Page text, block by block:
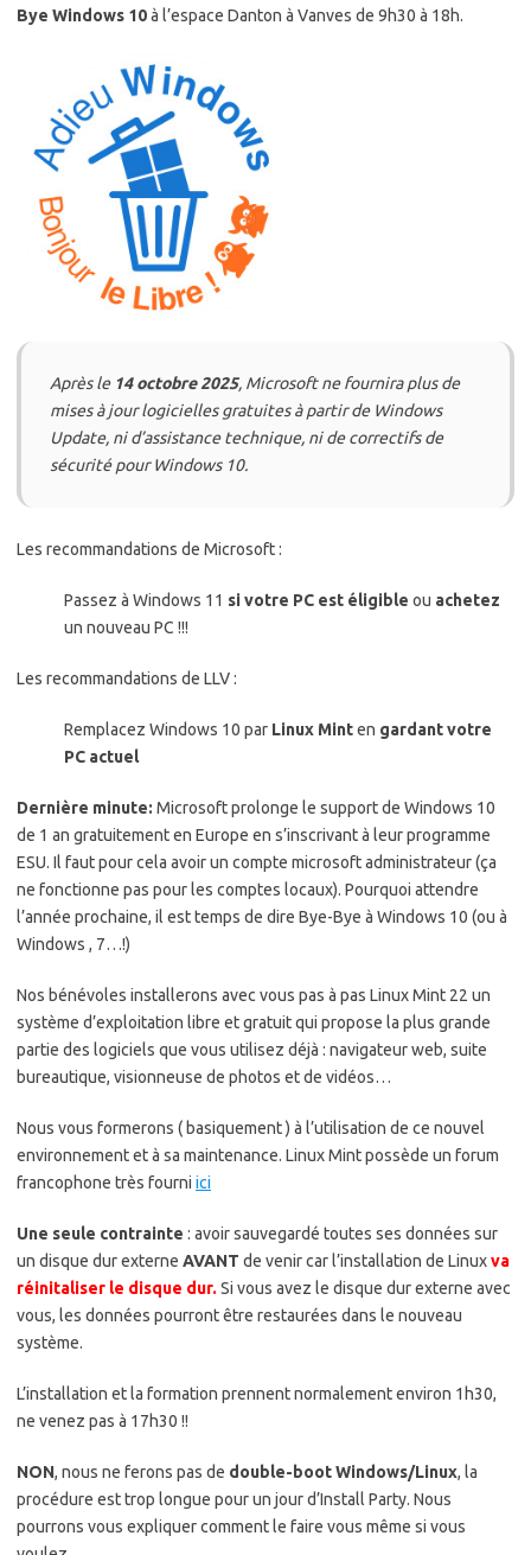
Bye Windows 10à l’espace Danton à Vanves de 9h30 à 18h.
Après le 14 octobre 2025, Microsoft ne fournira plus de
mises à jour logicielles gratuites à partir de Windows
Update, ni d’assistance technique, ni de correctifs de
sécurité pour Windows 10.
Les recommandations de Microsoft :
Passez à Windows 11 si votre PC est éligible ou achetez
un nouveau PC !!!
Les recommandations de LLV :
Remplacez Windows 10 par Linux Minten gardant votre
PC actuel
Dernière minute: Microsoft prolonge le support de Windows 10
de 1 an gratuitement en Europe en s’inscrivant à leur programme
ESU. Il faut pour cela avoir un compte microsoft administrateur (ça
ne fonctionne pas pour les comptes locaux). Pourquoi attendre
l’année prochaine, il est temps de dire Bye-Bye à Windows 10 (ou à
Windows , 7…!)
Nos bénévoles installerons avec vous pas à pas Linux Mint 22 un
système d’exploitation libre et gratuit qui propose la plus grande
partie des logiciels que vous utilisez déjà : navigateur web, suite
bureautique, visionneuse de photos et de vidéos…
Nous vous formerons ( basiquement ) à l’utilisation de ce nouvel
environnement et à sa maintenance. Linux Mint possède un forum
francophone très fourni ici
Une seule contrainte : avoir sauvegardé toutes ses données sur
un disque dur externe AVANT de venir car l’installation de Linuxva
réinitaliser le disque dur. Si vous avez le disque dur externe avec
vous, les données pourront être restaurées dans le nouveau
système.
L’installation et la formation prennent normalement environ 1h30,
ne venez pas à 17h30 !!
NON, nous ne ferons pas de double-boot Windows/Linux, la
procédure est trop longue pour un jour d’Install Party. Nous
pourrons vous expliquer comment le faire vous même si vous